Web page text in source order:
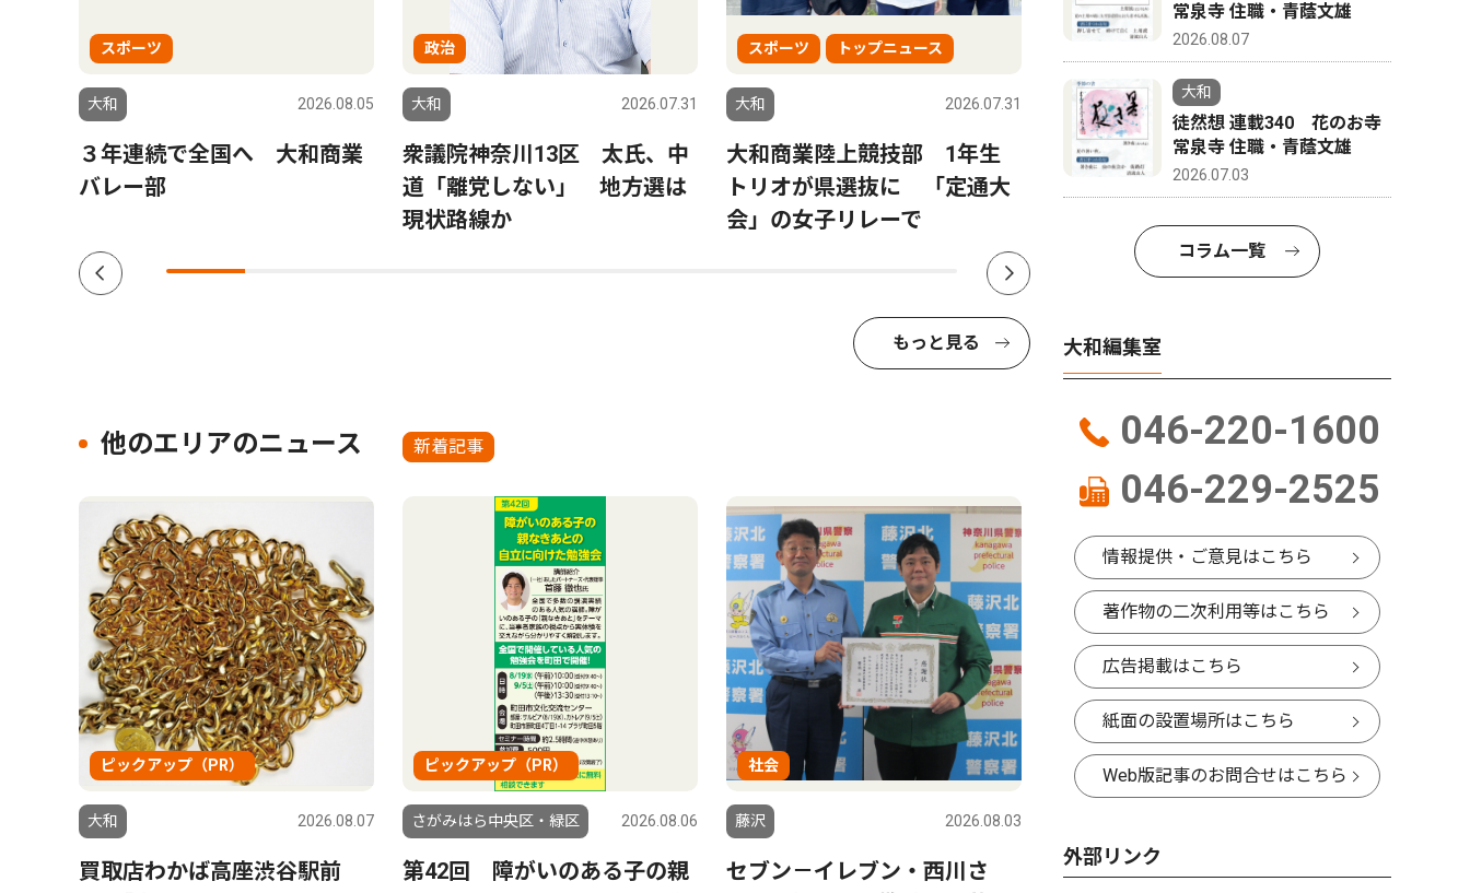
スポーツ
大和 2026.08.05
３年連続で全国へ 大和商業
バレー部
政治
大和 2026.07.31
衆議院神奈川13区 太氏、中
道「離党しない」 地方選は
現状路線か
スポーツ トップニュース
大和 2026.07.31
大和商業陸上競技部 1年生
トリオが県選抜に 「定通大
会」の女子リレーで
大和
歌手・小金沢昇司さん 死去
大和市出身 65歳
もっと見る
他のエリアのニュース 新着記事
ピックアップ（PR）
大和 2026.08.07
買取店わかば高座渋谷駅前
ピックアップ（PR）
さがみはら中央区・緑区 2026.08.06
第42回 障がいのある子の親
社会
藤沢 2026.08.03
セブン－イレブン・西川さ
常泉寺 住職・青蔭文雄
2026.08.07
大和
徒然想 連載340 花のお寺
常泉寺 住職・青蔭文雄
2026.07.03
コラム一覧
大和編集室
046-220-1600
046-229-2525
情報提供・ご意見はこちら
著作物の二次利用等はこちら
広告掲載はこちら
紙面の設置場所はこちら
Web版記事のお問合せはこちら
外部リンク